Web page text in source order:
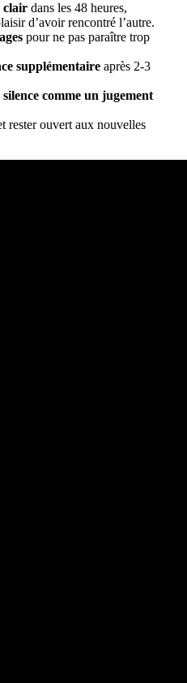
clair dans les 48 heures,
d’avoir rencontré l’autre.
pour ne pas paraître trop
supplémentaire après 2-3
comme un jugement
rester ouvert aux nouvelles